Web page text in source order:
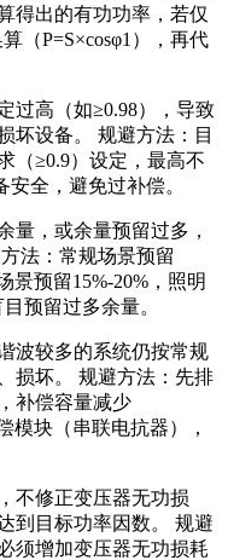
得出的有功功率，若仅
（P=S×cosφ1），再代
过高（如≥0.98），导致
坏设备。 规避方法：目
（≥0.9）设定，最高不
全，避免过补偿。
量，或余量预留过多，
法：常规场景预留
景预留15%-20%，照明
预留过多余量。
波较多的系统仍按常规
损坏。 规避方法：先排
补偿容量减少
模块（串联电抗器），
不修正变压器无功损
到目标功率因数。 规避
须增加变压器无功损耗